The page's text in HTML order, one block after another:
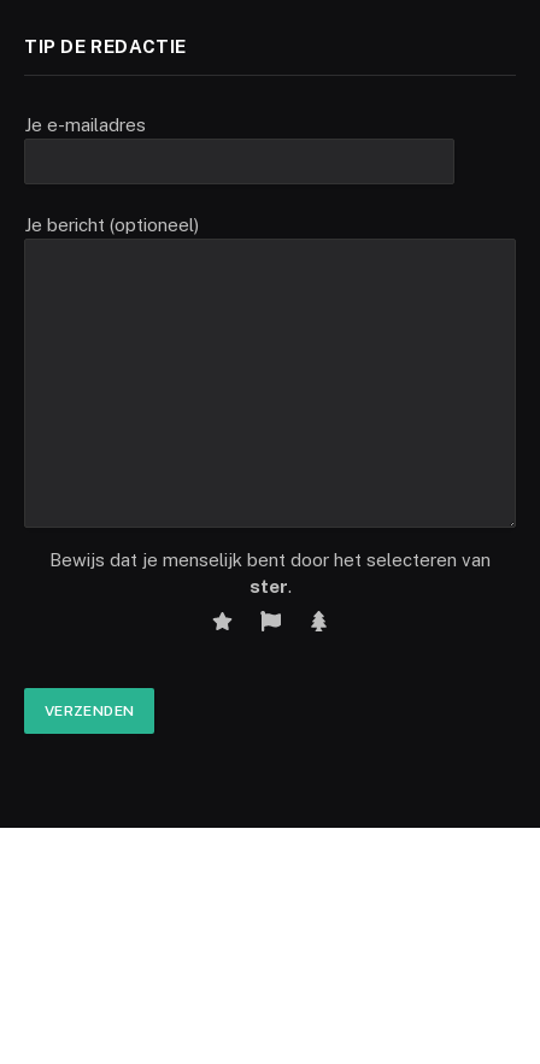
TIP DE REDACTIE
Je e-mailadres
Je bericht (optioneel)
Bewijs dat je menselijk bent door het selecteren van
ster.